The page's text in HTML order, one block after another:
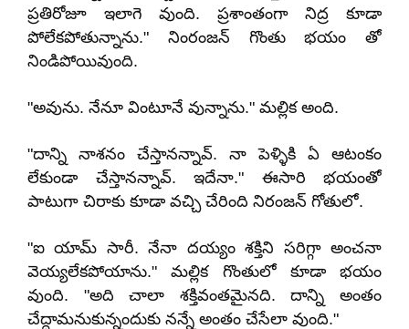
ప్రతిరోజూ ఇలాగె వుంది. ప్రశాంతంగా నిద్ర కూడా
పోలేకపోతున్నాను." నింరంజన్ గొంతు భయం తో
నిండిపోయివుంది.
"అవును. నేనూ వింటూనే వున్నాను." మల్లిక అంది.
"దాన్ని నాశనం చేస్తానన్నావ్. నా పెళ్ళికి ఏ ఆటంకం
లేకుండా చేస్తానన్నావ్. ఇదేనా." ఈసారి భయంతో
పాటుగా చిరాకు కూడా వచ్చి చేరింది నిరంజన్ గోతులో.
"ఐ యామ్ సారీ. నేనా దయ్యం శక్తిని సరిగ్గా అంచనా
వెయ్యలేకపోయాను." మల్లిక గొంతులో కూడా భయం
వుంది. "అది చాలా శక్తివంతమైనది. దాన్ని అంతం
చేద్దామనుకున్నందుకు నన్నే అంతం చేసేలా వుంది."